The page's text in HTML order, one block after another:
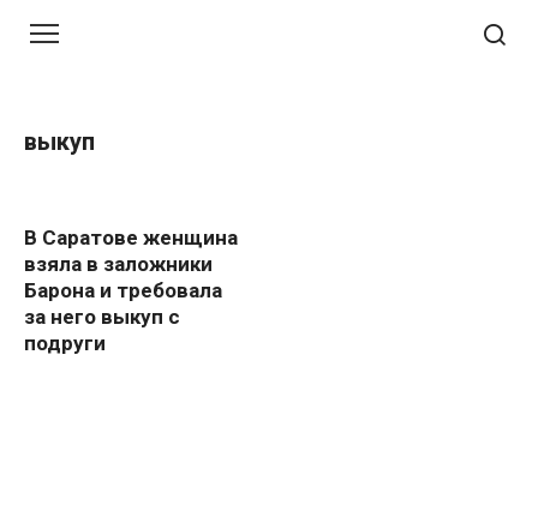
выкуп
В Саратове женщина
взяла в заложники
Барона и требовала
за него выкуп с
подруги